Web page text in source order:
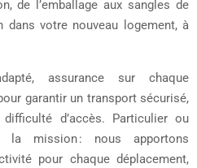
de l’emballage aux sangles de
dans votre nouveau logement, à
assurance sur chaque
garantir un transport sécurisé,
d’accès. Particulier ou
la mission : nous apportons
pour chaque déplacement,